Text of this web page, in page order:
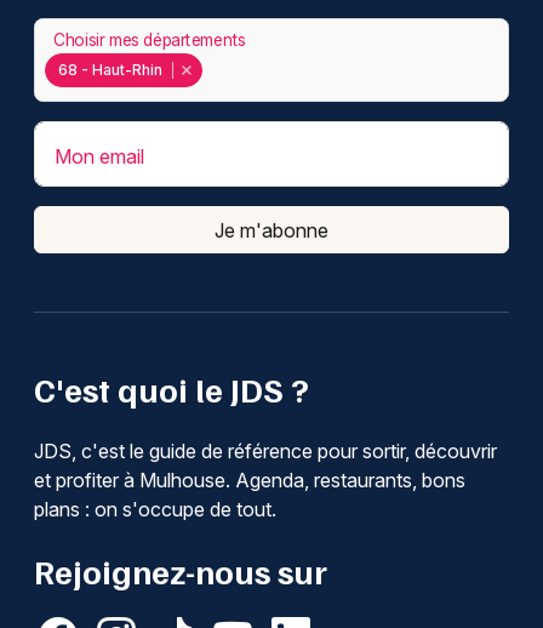
C'est quoi le JDS ?
JDS, c'est le guide de référence pour sortir, découvrir
et profiter à Mulhouse. Agenda, restaurants, bons
plans : on s'occupe de tout.
Rejoignez-nous sur
68 - Haut-Rhin
Choisir mes départements
Mon email
Je m'abonne